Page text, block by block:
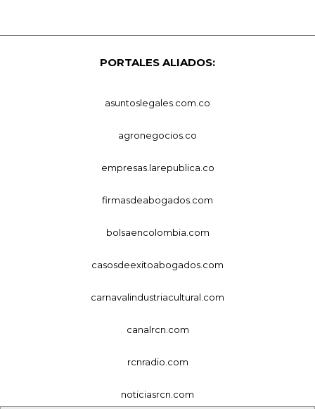
PORTALES ALIADOS:
asuntoslegales.com.co
agronegocios.co
empresas.larepublica.co
firmasdeabogados.com
bolsaencolombia.com
casosdeexitoabogados.com
carnavalindustriacultural.com
canalrcn.com
rcnradio.com
noticiasrcn.com